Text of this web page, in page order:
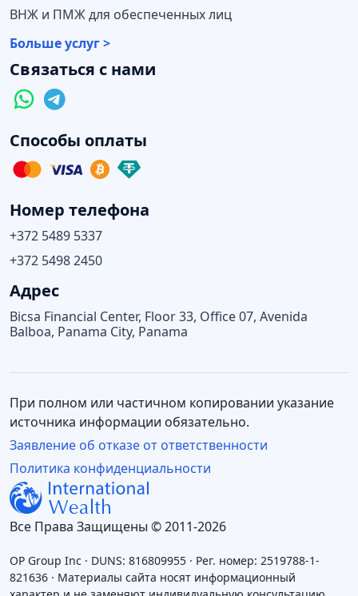
ВНЖ и ПМЖ для обеспеченных лиц
Больше услуг >
Связаться с нами
Способы оплаты
Номер телефона
+372 5489 5337
+372 5498 2450
Адрес
Bicsa Financial Center, Floor 33, Office 07, Avenida
Balboa, Panama City, Panama
Все Права Защищены © 2011-2026
Политика конфиденциальности
При полном или частичном копировании указание
источника информации обязательно.
Заявление об отказе от ответственности
OP Group Inc · DUNS: 816809955 · Рег. номер: 2519788-1-
821636 · Материалы сайта носят информационный